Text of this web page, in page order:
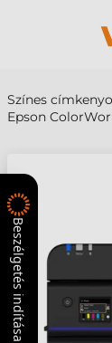
Színes
Epson
Beszélgetés indítása